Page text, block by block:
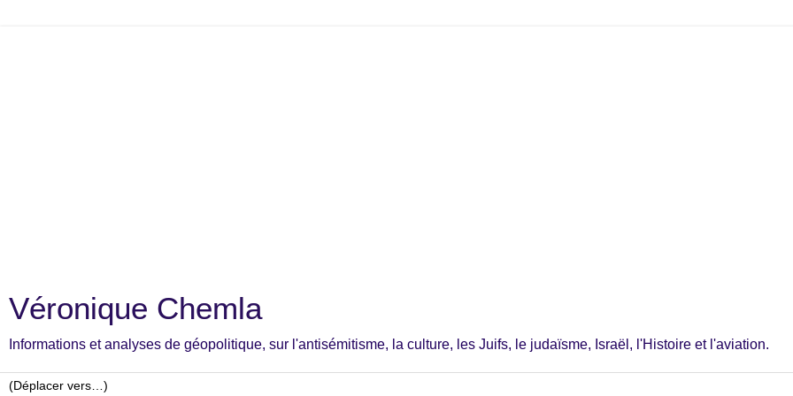
Véronique Chemla
Informations et analyses de géopolitique, sur l'antisémitisme, la culture, les Juifs, le judaïsme, Israël, l'Histoire et l'aviation.